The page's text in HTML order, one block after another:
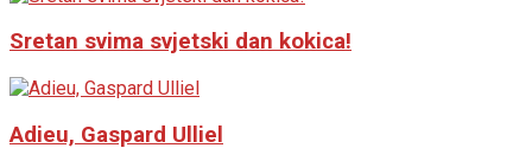
Sretan svima svjetski dan kokica!
Adieu, Gaspard Ulliel